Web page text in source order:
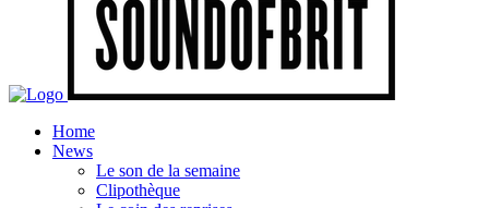
Home
News
Le son de la semaine
Clipothèque